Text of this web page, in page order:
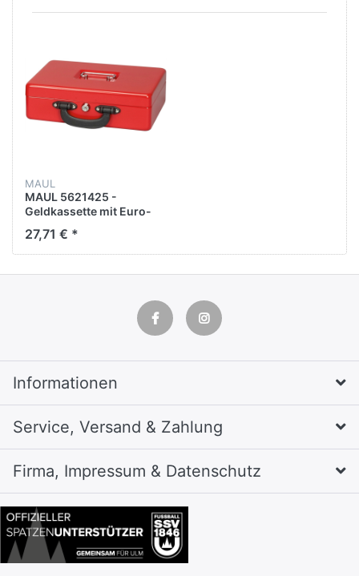
MAUL
MAUL 5621425 -
Geldkassette mit Euro-
Zähleinsatz, 30x24,5x9,3
cm, Rot
27,71 € *
Informationen
Service, Versand & Zahlung
Firma, Impressum & Datenschutz